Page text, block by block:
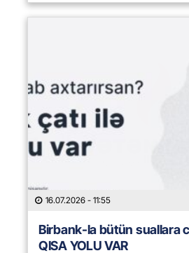
16.07.2026 - 11:55
Birbank-la bütün suallara
QISA YOLU VAR